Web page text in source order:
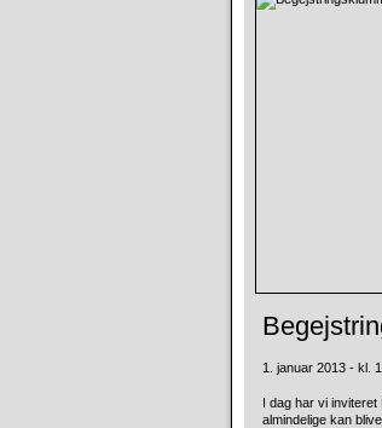
1. januar 2013 - kl.
I dag har vi
almindelige kan